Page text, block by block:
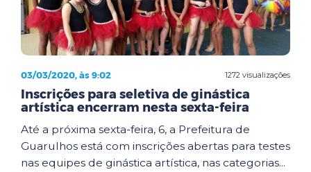
1272 visualizações
03/03/2020, às 9:02
Inscrições para seletiva de ginástica
artística encerram nesta sexta-feira
Até a próxima sexta-feira, 6, a Prefeitura de
Guarulhos está com inscrições abertas para testes
nas equipes de ginástica artística, nas categorias...